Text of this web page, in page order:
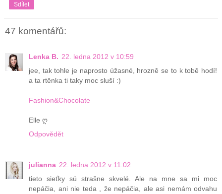
Sdílet
47 komentářů:
Lenka B. 22. ledna 2012 v 10:59
jee, tak tohle je naprosto úžasné, hrozně se to k tobě hodí!
a ta rtěnka ti taky moc sluší :)
Fashion&Chocolate
Elle ღ
Odpovědět
julianna 22. ledna 2012 v 11:02
tieto sieťky sú strašne skvelé. Ale na mne sa mi moc
nepáčia, ani nie teda , že nepáčia, ale asi nemám odvahu